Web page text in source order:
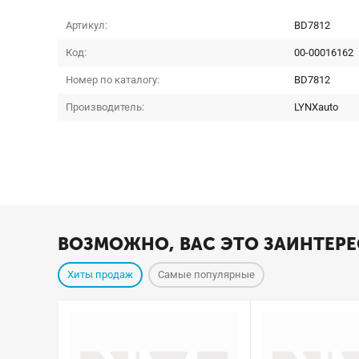
Артикул: BD7812
Код: 00-00016162
Номер по каталогу: BD7812
Производитель: LYNXauto
ВОЗМОЖНО, ВАС ЭТО
Хиты продаж Самые популярные